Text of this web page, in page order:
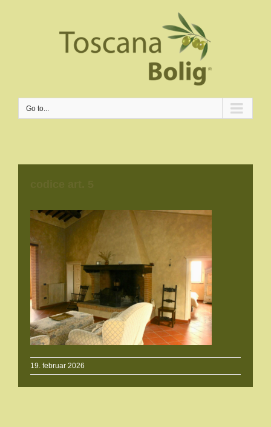
Go to...
19. februar 2026